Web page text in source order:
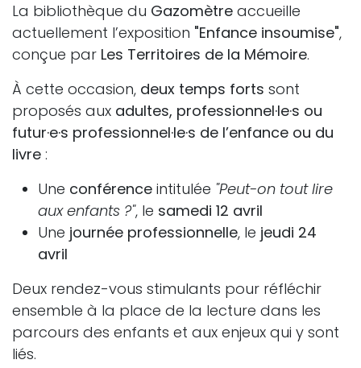
La bibliothèque du Gazomètre accueille
actuellement l’exposition "Enfance insoumise",
conçue par Les Territoires de la Mémoire.
À cette occasion, deux temps forts sont
proposés aux adultes, professionnel·le·s ou
futur·e·s professionnel·le·s de l’enfance ou du
livre :
Une conférence intitulée "Peut-on tout lire
aux enfants ?", le samedi 12 avril
Une journée professionnelle, le jeudi 24
avril
Deux rendez-vous stimulants pour réfléchir
ensemble à la place de la lecture dans les
parcours des enfants et aux enjeux qui y sont
liés.